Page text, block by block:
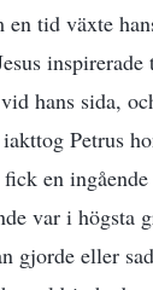
tid växte
hans sida,
Petrus
en
var i högsta
gjorde eller